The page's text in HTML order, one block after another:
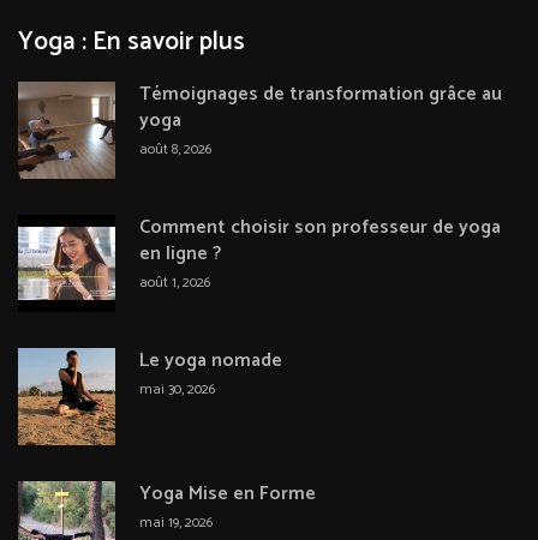
Yoga : En savoir plus
Témoignages de transformation grâce au
yoga
août 8, 2026
Comment choisir son professeur de yoga
en ligne ?
août 1, 2026
Le yoga nomade
mai 30, 2026
Yoga Mise en Forme
mai 19, 2026